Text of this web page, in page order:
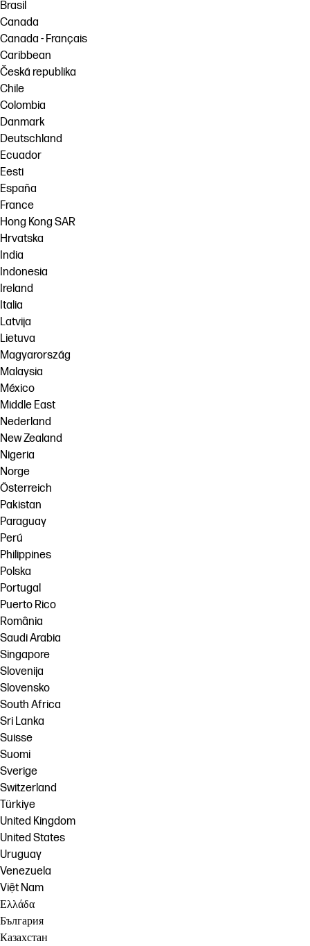
Brasil
Canada
Canada - Français
Caribbean
Česká republika
Chile
Colombia
Danmark
Deutschland
Ecuador
Eesti
España
France
Hong Kong SAR
Hrvatska
India
Indonesia
Ireland
Italia
Latvija
Lietuva
Magyarország
Malaysia
México
Middle East
Nederland
New Zealand
Nigeria
Norge
Österreich
Pakistan
Paraguay
Perú
Philippines
Polska
Portugal
Puerto Rico
România
Saudi Arabia
Singapore
Slovenija
Slovensko
South Africa
Sri Lanka
Suisse
Suomi
Sverige
Switzerland
Türkiye
United Kingdom
United States
Uruguay
Venezuela
Việt Nam
Ελλάδα
България
Казахстан